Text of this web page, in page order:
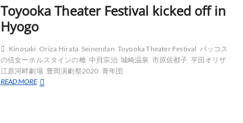
た
Toyooka Theater Festival kicked off in
Hyogo
Kinosaki Oriza Hirata Seinendan Toyooka Theater Festival バッコス
の信女ーホルスタインの雌 中貝宗治 城崎温泉 市原佐都子 平田オリザ
江原河畔劇場 豊岡演劇祭2020 青年団
READ MOREToyooka